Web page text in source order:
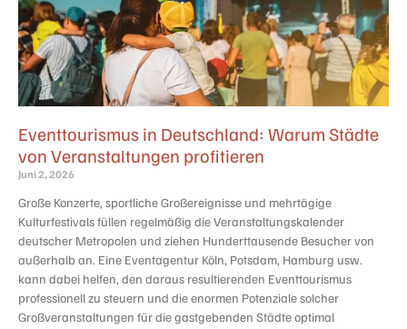
Eventtourismus in Deutschland: Warum Städte
von Veranstaltungen profitieren
Juni 2, 2026
Große Konzerte, sportliche Großereignisse und mehrtägige
Kulturfestivals füllen regelmäßig die Veranstaltungskalender
deutscher Metropolen und ziehen Hunderttausende Besucher von
außerhalb an. Eine Eventagentur Köln, Potsdam, Hamburg usw.
kann dabei helfen, den daraus resultierenden Eventtourismus
professionell zu steuern und die enormen Potenziale solcher
Großveranstaltungen für die gastgebenden Städte optimal